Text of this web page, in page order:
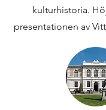
kulturhistoria.
presentationen av